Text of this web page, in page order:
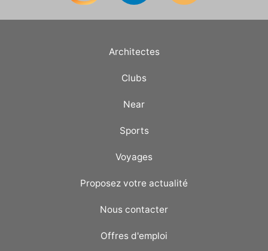
Architectes
Clubs
Near
Sports
Voyages
Proposez votre actualité
Nous contacter
Offres d'emploi